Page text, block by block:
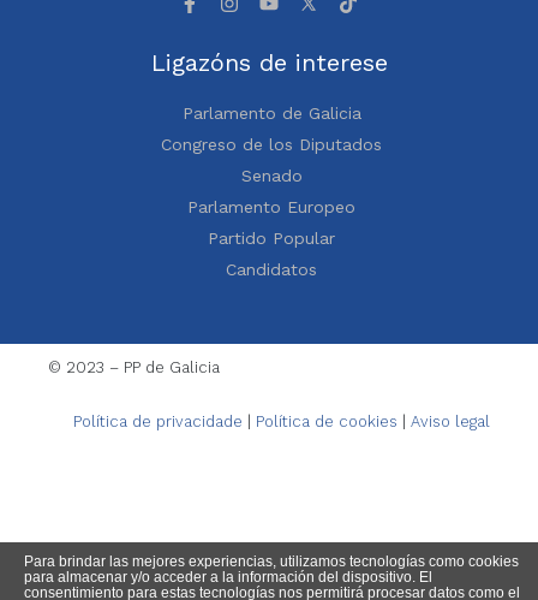
Ligazóns de interese
Parlamento de Galicia
Congreso de los Diputados
Senado
Parlamento Europeo
Partido Popular
Candidatos
© 2023 – PP de Galicia
Política de privacidade Política de cookies Aviso legal
Para brindar las mejores experiencias, utilizamos tecnologías como cookies
para almacenar y/o acceder a la información del dispositivo. El
consentimiento para estas tecnologías nos permitirá procesar datos como el